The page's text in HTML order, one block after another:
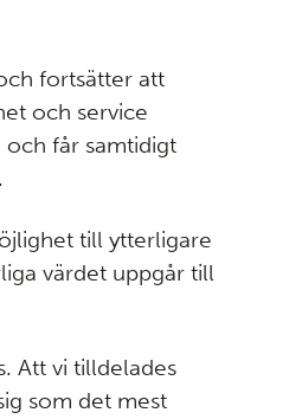
fortsätter att
och service
får samtidigt
till ytterligare
värdet uppgår till
Att vi tilldelades
som det mest